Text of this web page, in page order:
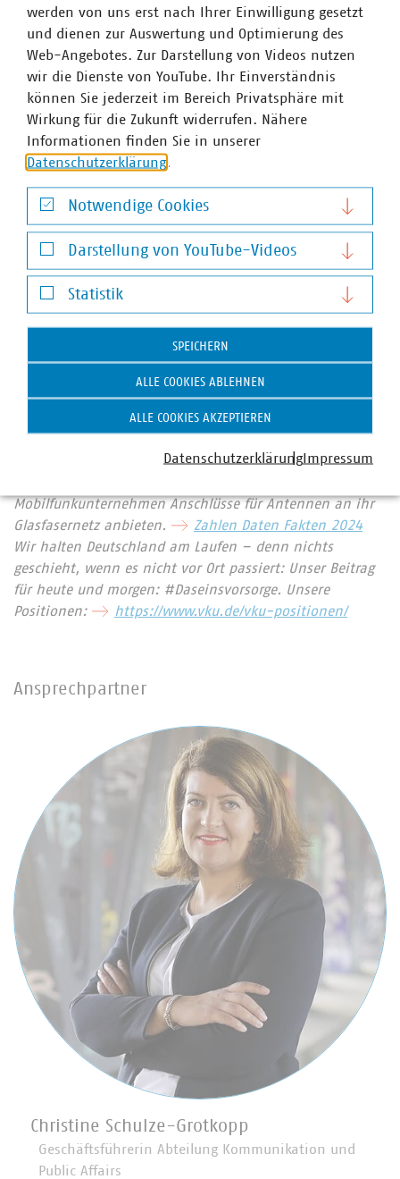
Informationen zu Bewerbung und Fristen finden Sie
hier.
Der Verband kommunaler Unternehmen e. V. (VKU)
vertritt 1.592 Stadtwerke und kommunalwirtschaftliche
Unternehmen in den Bereichen Energie,
Wasser/Abwasser, Abfallwirtschaft sowie
wurden 2022 Umsatzerlöse von 194 Milliarden Euro
erwirtschaftet und mehr als 17 Milliarden Euro investiert.
Im Endkundensegment haben die VKU-
Mitgliedsunternehmen signifikante Marktanteile in
zentralen Ver- und Entsorgungsbereichen: Strom 66
Prozent, Gas 65 Prozent, Wärme 91 Prozent, Trinkwasser
88 Prozent, Abwasser 40 Prozent. Die kommunale
Abfallwirtschaft entsorgt jeden Tag 31.500 Tonnen Abfall
und hat seit 1990 rund 78 Prozent ihrer CO2-Emissionen
eingespart – damit ist sie der Hidden Champion des
Klimaschutzes. Immer mehr Mitgliedsunternehmen
investieren pro Jahr über 912 Millionen Euro. Künftig
Mobilfunkunternehmen Anschlüsse für Antennen an ihr
Glasfasernetz anbieten.
Zahlen Daten Fakten 2024
Wir halten Deutschland am Laufen – denn nichts
geschieht, wenn es nicht vor Ort passiert: Unser Beitrag
für heute und morgen: #Daseinsvorsorge. Unsere
Positionen:
https://www.vku.de/vku-positionen/
Ansprechpartner
Christine Schulze-Grotkopp
Geschäftsführerin Abteilung Kommunikation und
Public Affairs
werden von uns erst nach Ihrer Einwilligung gesetzt
und dienen zur Auswertung und Optimierung des
Web-Angebotes. Zur Darstellung von Videos nutzen
wir die Dienste von YouTube. Ihr Einverständnis
können Sie jederzeit im Bereich Privatsphäre mit
Wirkung für die Zukunft widerrufen. Nähere
Informationen finden Sie in unserer
Datenschutzerklärung.
Notwendige Cookies
Notwendige Cookies
Darstellung von YouTube-Videos
Darstellung von YouTube-Videos
Statistik
Statistik
SPEICHERN
ALLE COOKIES ABLEHNEN
ALLE COOKIES AKZEPTIEREN
DatenschutzerklärungImpressum